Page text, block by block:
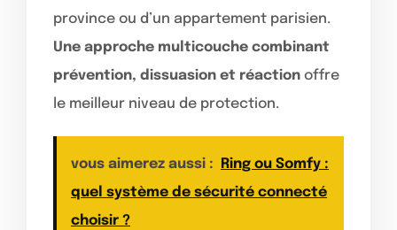
province ou d’un appartement parisien.
Une approche multicouche combinant
prévention, dissuasion et réaction offre
le meilleur niveau de protection.
vous aimerez aussi :
Ring ou Somfy :
quel système de sécurité connecté
choisir ?